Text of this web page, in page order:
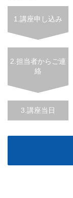
1.講座申し込み
2.担当者からご連
絡
3.講座当日